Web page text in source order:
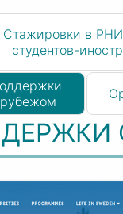
Стажировки в
студентов-